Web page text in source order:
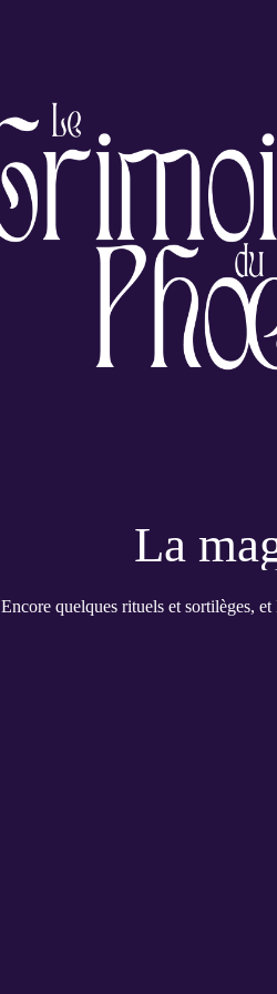
La
Encore quelques rituels et sortilèges,